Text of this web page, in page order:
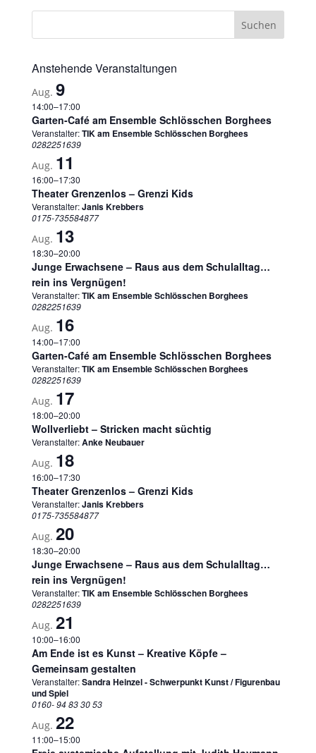
Anstehende Veranstaltungen
Aug. 9
14:00–17:00
Garten-Café am Ensemble Schlösschen Borghees
Veranstalter:TIK am Ensemble Schlösschen Borghees
0282251639
Aug. 11
16:00–17:30
Theater Grenzenlos – Grenzi Kids
Veranstalter:Janis Krebbers
0175-735584877
Aug. 13
18:30–20:00
Junge Erwachsene – Raus aus dem Schulalltag…
rein ins Vergnügen!
Veranstalter:TIK am Ensemble Schlösschen Borghees
0282251639
Aug. 16
14:00–17:00
Garten-Café am Ensemble Schlösschen Borghees
Veranstalter:TIK am Ensemble Schlösschen Borghees
0282251639
Aug. 17
18:00–20:00
Wollverliebt – Stricken macht süchtig
Veranstalter:Anke Neubauer
Aug. 18
16:00–17:30
Theater Grenzenlos – Grenzi Kids
Veranstalter:Janis Krebbers
0175-735584877
Aug. 20
18:30–20:00
Junge Erwachsene – Raus aus dem Schulalltag…
rein ins Vergnügen!
Veranstalter:TIK am Ensemble Schlösschen Borghees
0282251639
Aug. 21
10:00–16:00
Am Ende ist es Kunst – Kreative Köpfe –
Gemeinsam gestalten
Veranstalter:Sandra Heinzel - Schwerpunkt Kunst / Figurenbau
und Spiel
0160- 94 83 30 53
Aug. 22
11:00–15:00